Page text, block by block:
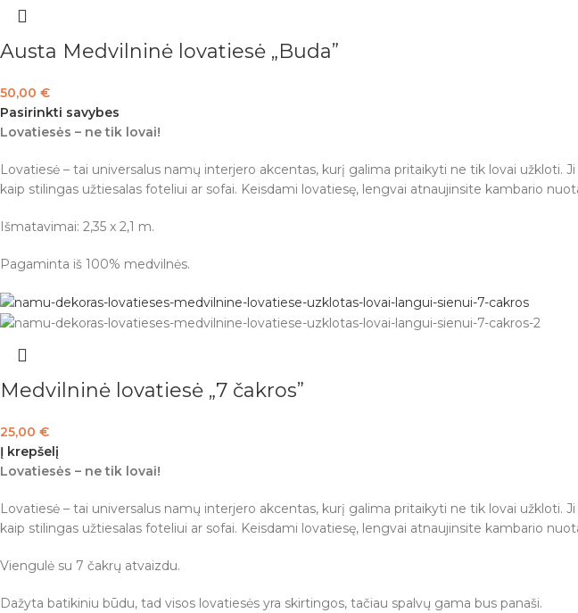
Austa Medvilninė lovatiesė „Buda”
50,00 €
Pasirinkti savybes
Lovatiesės – ne tik lovai!
Lovatiesė – tai universalus namų interjero akcentas, kurį galima pritaikyti ne tik lovai užkloti.
kaip stilingas užtiesalas foteliui ar sofai. Keisdami lovatiesę, lengvai atnaujinsite kambario
Išmatavimai: 2,35 x 2,1 m.
Pagaminta iš 100% medvilnės.
Medvilninė lovatiesė „7 čakros”
25,00 €
Į krepšelį
Lovatiesės – ne tik lovai!
Lovatiesė – tai universalus namų interjero akcentas, kurį galima pritaikyti ne tik lovai užkloti.
kaip stilingas užtiesalas foteliui ar sofai. Keisdami lovatiesę, lengvai atnaujinsite kambario
Viengulė su 7 čakrų atvaizdu.
Dažyta batikiniu būdu, tad visos lovatiesės yra skirtingos, tačiau spalvų gama bus panaši.